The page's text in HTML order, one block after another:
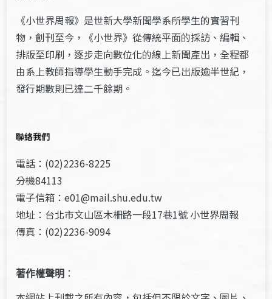
《小世界周報》是世新大學新聞學系所學生的實習刊
物，創刊至今，《小世界》從傳統平面的採訪、編輯、
排版至印刷，逐步走向數位化的線上新聞產出，全程都
由系上教師指導學生動手完成。迄今已出版逾半世紀，
發行期數則已達二千餘期。
聯絡我們
電話：(02)2236-8225
分機84113
電子信箱：e01@mail.shu.edu.tw
地址：台北市文山區木柵路一段17巷1號 小世界周報
傳真：(02)2236-9094
著作權聲明 ：